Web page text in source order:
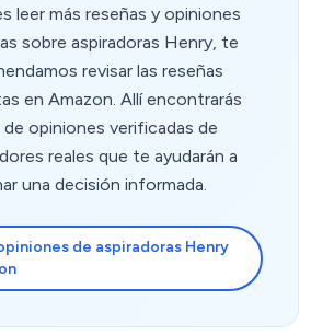
leer más reseñas y opiniones
sobre aspiradoras Henry, te
revisar las reseñas
en Amazon. Allí encontrarás
de opiniones verificadas de
reales que te ayudarán a
una decisión informada.
de aspiradoras Henry